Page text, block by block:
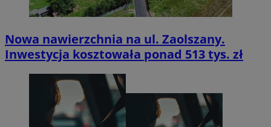
Nowa nawierzchnia na ul. Zaolszany.
Inwestycja kosztowała ponad 513 tys. zł